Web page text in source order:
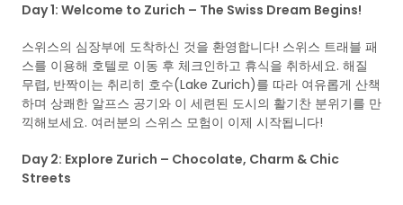
Day 1: Welcome to Zurich – The Swiss Dream Begins!
스위스의 심장부에 도착하신 것을 환영합니다! 스위스 트래블 패
스를 이용해 호텔로 이동 후 체크인하고 휴식을 취하세요. 해질
무렵, 반짝이는 취리히 호수(Lake Zurich)를 따라 여유롭게 산책
하며 상쾌한 알프스 공기와 이 세련된 도시의 활기찬 분위기를 만
끽해보세요. 여러분의 스위스 모험이 이제 시작됩니다!
Day 2: Explore Zurich – Chocolate, Charm & Chic
Streets